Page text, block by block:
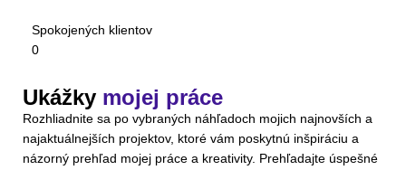
Spokojených klientov
0
Ukážky mojej práce
Rozhliadnite sa po vybraných náhľadoch mojich najnovších a
najaktuálnejších projektov, ktoré vám poskytnú inšpiráciu a
názorný prehľad mojej práce a kreativity. Prehľadajte úspešné